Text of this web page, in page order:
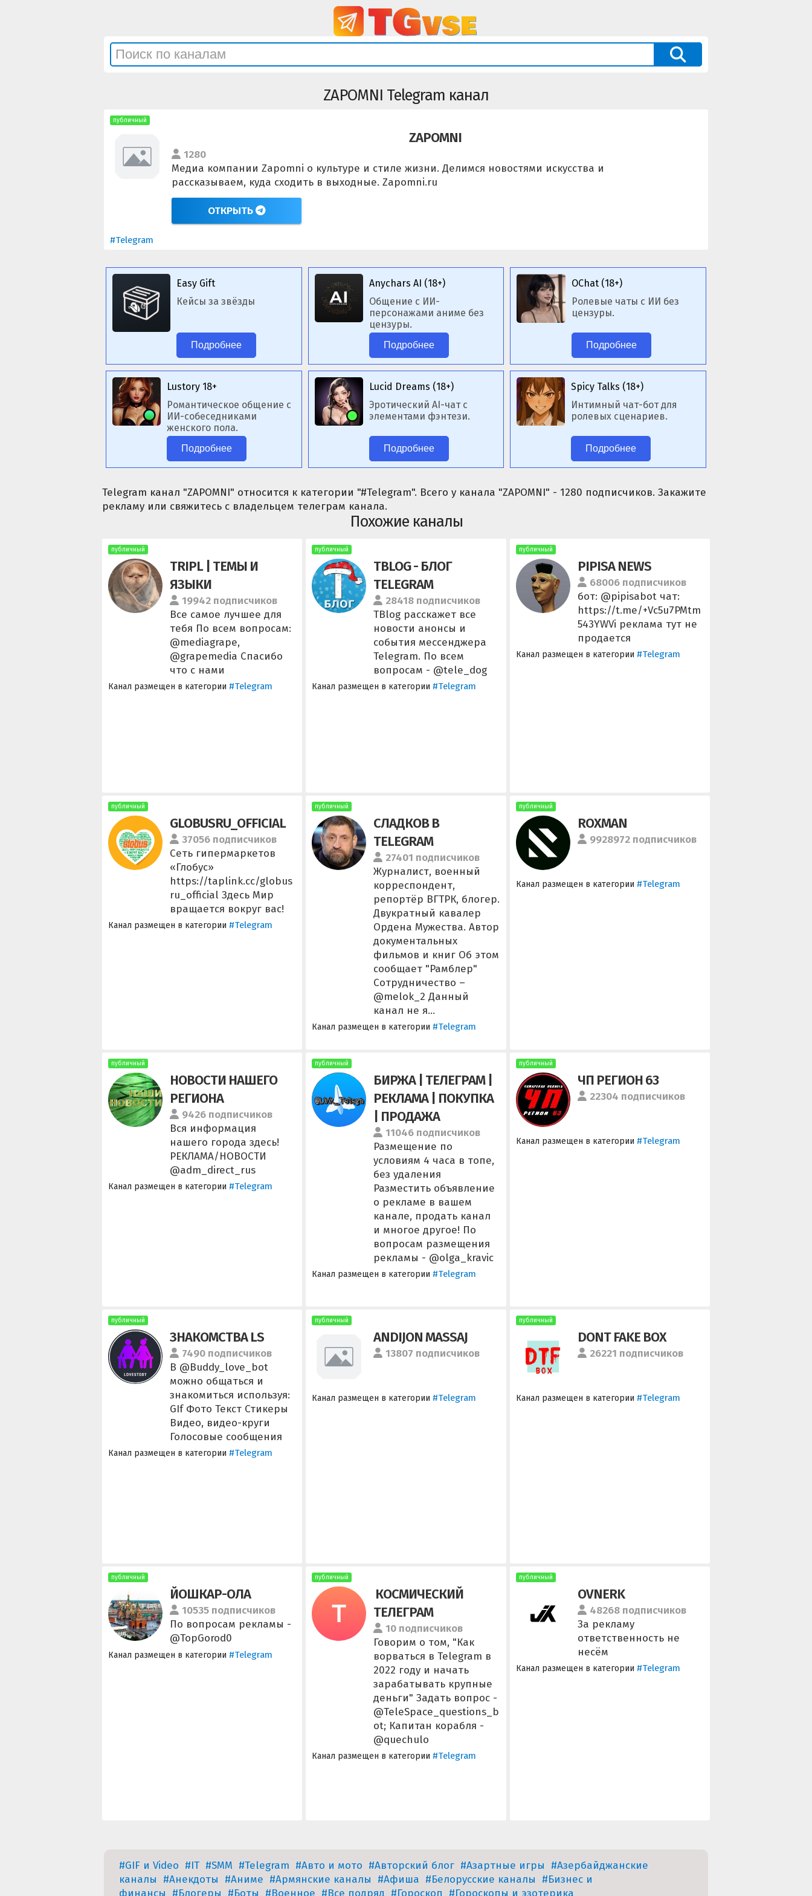
ZAPOMNI Telegram канал
публичный
ZAPOMNI
1280
Медиа компании Zapomni о культуре и стиле жизни. Делимся новостями искусства и
рассказываем, куда сходить в выходные. Zapomni.ru
ОТКРЫТЬ
#Telegram
Easy Gift
Кейсы за звёзды
Подробнее
Anychars AI (18+)
Общение с ИИ-
персонажами аниме без
цензуры.
Подробнее
OChat (18+)
Ролевые чаты с ИИ без
цензуры.
Подробнее
Lustory 18+
Романтическое общение с
ИИ-собеседниками
женского пола.
Подробнее
Lucid Dreams (18+)
Эротический AI-чат с
элементами фэнтези.
Подробнее
Spicy Talks (18+)
Интимный чат-бот для
ролевых сценариев.
Подробнее
Telegram канал "ZAPOMNI" относится к категории "#Telegram". Всего у канала "ZAPOMNI" - 1280 подписчиков. Закажите
рекламу или свяжитесь с владельцем телеграм канала.
Похожие каналы
публичный
TRIPL | ТЕМЫ И
ЯЗЫКИ
19942 подписчиков
Все самое лучшее для
тебя По всем вопросам:
@mediagrape,
@grapemedia Спасибо
что с нами
Канал размещен в категории #Telegram
публичный
TBLOG - БЛОГ
TELEGRAM
28418 подписчиков
TBlog расскажет все
новости анонсы и
события мессенджера
Telegram. По всем
вопросам - @tele_dog
Канал размещен в категории #Telegram
публичный
PIPISA NEWS
68006 подписчиков
бот: @pipisabot чат:
https://t.me/+Vc5u7PMtm
543YWVi реклама тут не
продается
Канал размещен в категории #Telegram
публичный
GLOBUSRU_OFFICIAL
37056 подписчиков
Сеть гипермаркетов
«Глобус»
https://taplink.cc/globus
ru_official Здесь Мир
вращается вокруг вас!
Канал размещен в категории #Telegram
публичный
СЛАДКОВ В
TELEGRAM
27401 подписчиков
Журналист, военный
корреспондент,
репортёр ВГТРК, блогер.
Двукратный кавалер
Ордена Мужества. Автор
документальных
фильмов и книг Об этом
сообщает "Рамблер"
Сотрудничество –
@melok_2 Данный
канал не я...
Канал размещен в категории #Telegram
публичный
ROXMAN
9928972 подписчиков
Канал размещен в категории #Telegram
публичный
НОВОСТИ НАШЕГО
РЕГИОНА
9426 подписчиков
Вся информация
нашего города здесь!
РЕКЛАМА/НОВОСТИ
@adm_direct_rus
Канал размещен в категории #Telegram
публичный
БИРЖА | ТЕЛЕГРАМ |
РЕКЛАМА | ПОКУПКА
| ПРОДАЖА
11046 подписчиков
Размещение по
условиям 4 часа в топе,
без удаления
Разместить объявление
о рекламе в вашем
канале, продать канал
и многое другое! По
вопросам размещения
рекламы - @olga_kravic
Канал размещен в категории #Telegram
публичный
ЧП РЕГИОН 63
22304 подписчиков
Канал размещен в категории #Telegram
публичный
ЗНАКОМСТВА LS
7490 подписчиков
В @Buddy_love_bot
можно общаться и
знакомиться используя:
GIf Фото Текст Стикеры
Видео, видео-круги
Голосовые сообщения
Канал размещен в категории #Telegram
публичный
ANDIJON MASSAJ
13807 подписчиков
Канал размещен в категории #Telegram
публичный
DONT FAKE BOX
26221 подписчиков
Канал размещен в категории #Telegram
публичный
ЙОШКАР-ОЛА
10535 подписчиков
По вопросам рекламы -
@TopGorod0
Канал размещен в категории #Telegram
публичный
️️️ КОСМИЧЕСКИЙ
ТЕЛЕГРАМ
10 подписчиков
Говорим о том, "Как
ворваться в Telegram в
2022 году и начать
зарабатывать крупные
деньги" Задать вопрос -
@TeleSpace_questions_b
ot; Капитан корабля -
@quechulo
Канал размещен в категории #Telegram
публичный
OVNERK
48268 подписчиков
За рекламу
ответственность не
несëм
Канал размещен в категории #Telegram
#GIF и Video #IT #SMM #Telegram #Авто и мото #Авторский блог #Азартные игры
#Азербайджанские
каналы
#Анекдоты #Аниме #Армянские каналы #Афиша #Белорусские каналы
#Бизнес и
финансы
#Блогеры #Боты #Военное #Все подряд #Гороскоп #Гороскопы и эзотерика